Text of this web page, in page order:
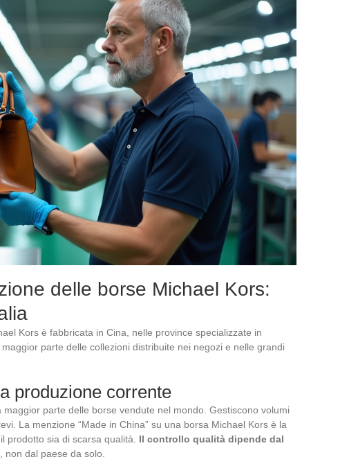
delle borse Michael Kors:
Kors è fabbricata in Cina, nelle province specializzate in
parte delle collezioni distribuite nei negozi e nelle grandi
produzione corrente
parte delle borse vendute nel mondo. Gestiscono volumi
La menzione “Made in China” su una borsa Michael Kors è la
prodotto sia di scarsa qualità. Il controllo qualità dipende dal
, non dal paese da solo.